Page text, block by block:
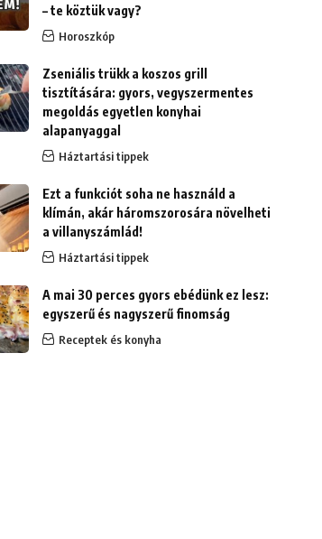
– te köztük vagy?
Horoszkóp
Zseniális trükk a koszos grill
tisztítására: gyors, vegyszermentes
megoldás egyetlen konyhai
alapanyaggal
Háztartási tippek
Ezt a funkciót soha ne használd a
klímán, akár háromszorosára növelheti
a villanyszámlád!
Háztartási tippek
A mai 30 perces gyors ebédünk ez lesz:
egyszerű és nagyszerű finomság
Receptek és konyha